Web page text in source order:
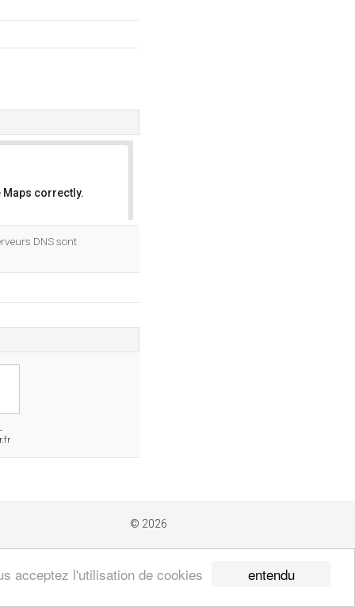
entendu
acceptez l'utilisation de cookies
Maps correctly.
DNS sont
© 2026